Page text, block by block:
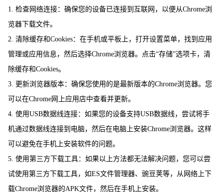
1. 检查网络连接：确保您的设备已连接到互联网，以便从Chrome浏
览器下载文件。
2. 清除缓存和Cookies：在手机或平板上，打开设置菜单，找到应用
管理或应用信息，然后选择Chrome浏览器。点击“存储”选项卡，清
除缓存和Cookies。
3. 更新浏览器版本：确保您使用的是最新版本的Chrome浏览器。您
可以在Chrome网上应用店中查看并更新。
4. 使用USB数据线连接：如果您的设备支持USB数据线，尝试将手
机通过数据线连接到电脑，然后在电脑上安装Chrome浏览器。这样
可以避免在手机上安装软件的问题。
5. 使用第三方下载工具：如果以上方法都无法解决问题，您可以尝
试使用第三方下载工具，如ES文件管理器、豌豆荚等，从网络上下
载Chrome浏览器的APK文件，然后在手机上安装。